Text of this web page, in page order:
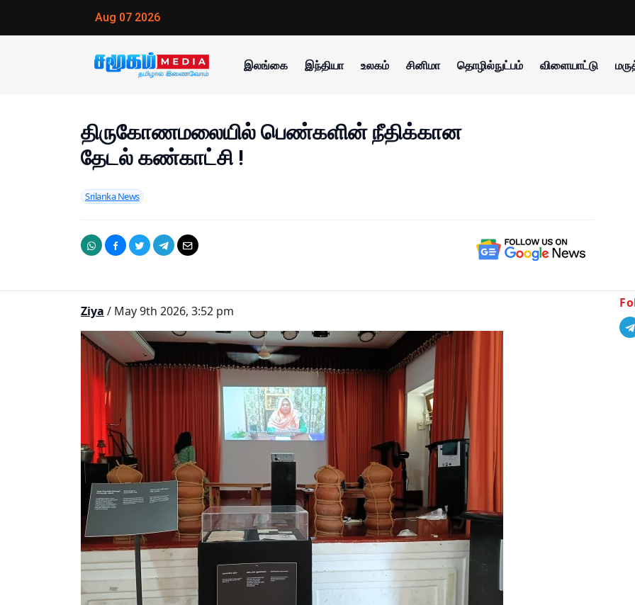
Aug 07 2026
இலங்கை இந்தியா உலகம் சினிமா தொழில்நுட்பம் விளையாட்டு
திருகோணமலையில் பெண்களின் நீதிக்கான
தேடல் கண்காட்சி !
Srilanka News
Ziya / May 9th 2026, 3:52 pm